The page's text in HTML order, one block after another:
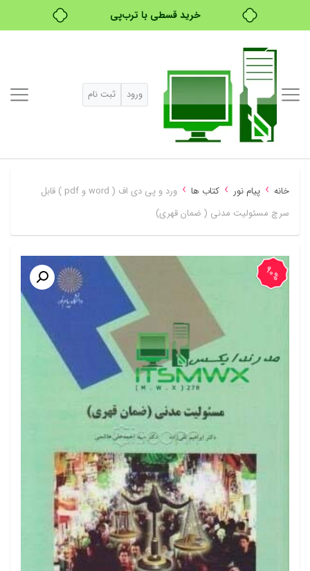
۴ قسط، بدون کارمزد
خرید قسطی با ترب‌پی
ورود ثبت نام
خانه › پیام نور › کتاب ها ›
ورد و پی دی اف ( word و pdf ) قابل
سرچ مسئولیت مدنی ( ضمان قهری)
90%